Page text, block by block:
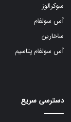
سوکرالوز
آس سولفام
ساخارین
آس سولفام پتاسیم
دسترسی سریع